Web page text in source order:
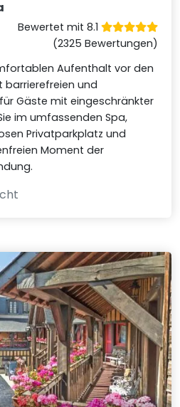
Bewertet mit 8.1
(2325 Bewertungen)
Aufenthalt vor den
barrierefreien und
Gäste mit eingeschränkter
im umfassenden Spa,
Privatparkplatz und
Moment der